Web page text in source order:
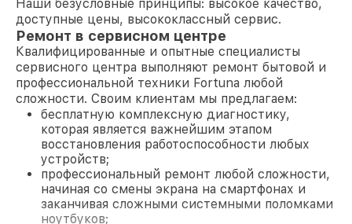
Наши безусловные принципы: высокое качество,
доступные цены, высококлассный сервис.
Ремонт в сервисном центре
Квалифицированные и опытные специалисты
сервисного центра выполняют ремонт бытовой и
профессиональной техники Fortuna любой
сложности. Своим клиентам мы предлагаем:
бесплатную комплексную диагностику,
которая является важнейшим этапом
восстановления работоспособности любых
устройств;
профессиональный ремонт любой сложности,
начиная со смены экрана на смартфонах и
заканчивая сложными системными поломками
ноутбуков;